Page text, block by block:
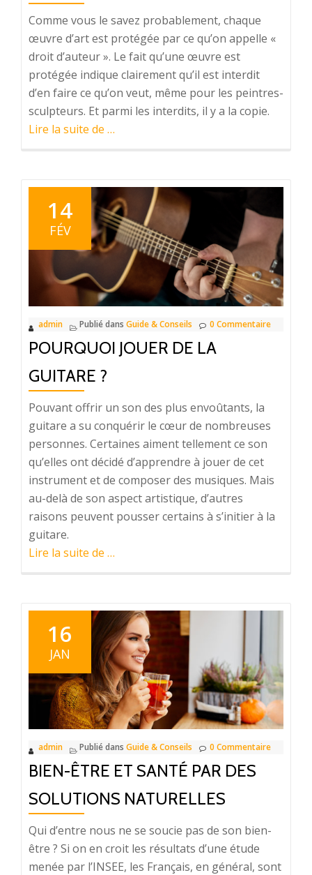
Comme vous le savez probablement, chaque
œuvre d’art est protégée par ce qu’on appelle «
droit d’auteur ». Le fait qu’une œuvre est
protégée indique clairement qu’il est interdit
d’en faire ce qu’on veut, même pour les peintres-
sculpteurs. Et parmi les interdits, il y a la copie.
Lire la suite de à
peuvent-
ils
copier
des
œuvres
d’art
?
…
14
FÉV
admin Publié dans Guide & Conseils 0 Commentaire
POURQUOI JOUER DE LA
GUITARE ?
Pouvant offrir un son des plus envoûtants, la
guitare a su conquérir le cœur de nombreuses
personnes. Certaines aiment tellement ce son
qu’elles ont décidé d’apprendre à jouer de cet
instrument et de composer des musiques. Mais
au-delà de son aspect artistique, d’autres
raisons peuvent pousser certains à s’initier à la
guitare.
Lire la suite de à
la
guitare ?
…
16
JAN
admin Publié dans Guide & Conseils 0 Commentaire
BIEN-ÊTRE ET SANTÉ PAR DES
SOLUTIONS NATURELLES
Qui d’entre nous ne se soucie pas de son bien-
être ? Si on en croit les résultats d’une étude
menée par l’INSEE, les Français, en général, sont